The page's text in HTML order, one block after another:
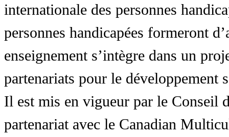
internationale des personnes
personnes handicapées formeront
enseignement s’intègre dans un
partenariats pour le développement
Il est mis en vigueur par le Conseil
partenariat avec le Canadian